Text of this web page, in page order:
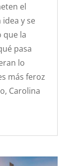
el
y se
que la
pasa
lo
más feroz
Carolina